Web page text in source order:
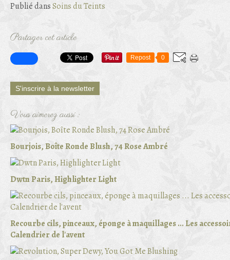
Publié dansSoins du Teints
Partager cet article
Repost 0
S'inscrire à la newsletter
Vous aimerez aussi :
Bourjois, Boîte Ronde Blush, 74 Rose Ambré
Dwtn Paris, Highlighter Light
Recourbe cils, pinceaux, éponge à maquillages ... Les
Calendrier de l'avent